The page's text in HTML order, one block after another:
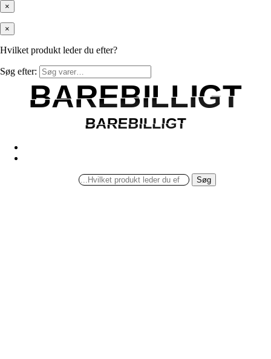
×
×
Hvilket produkt leder du efter?
Søg efter:
BAREBILLIGT
BAREBILLIGT
BAREBILLIGT
BAREBILLIGT
Søg